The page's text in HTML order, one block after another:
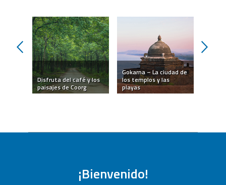
Disfruta del café y los
paisajes de Coorg
Gokarna – La ciudad de
los templos y las
playas
prev
TODAS LAS EXPERIENCIAS
¡Bienvenido!